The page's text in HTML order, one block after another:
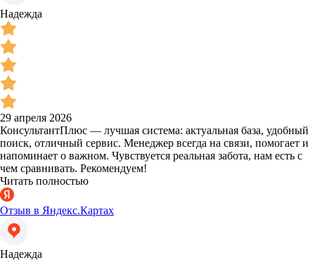
Надежда
29 апреля 2026
КонсультантПлюс — лучшая система: актуальная база, удобный
поиск, отличный сервис. Менеджер всегда на связи, помогает и
напоминает о важном. Чувствуется реальная забота, нам есть с
чем сравнивать. Рекомендуем!
Читать полностью
Отзыв в Яндекс.Картах
Надежда